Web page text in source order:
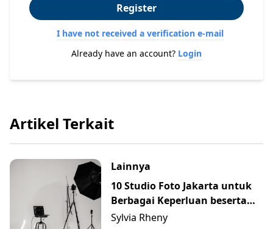
Register
I have not received a verification e-mail
Already have an account? Login
Artikel Terkait
Lainnya
10 Studio Foto Jakarta untuk
Berbagai Keperluan beserta
Daftar Harganya
Sylvia Rheny